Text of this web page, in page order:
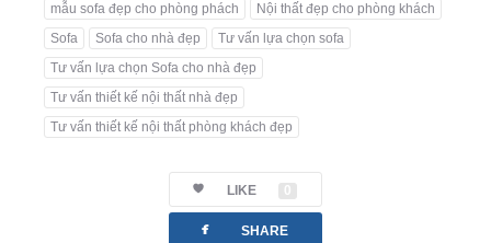
mẫu sofa đẹp cho phòng phách
Nội thất đẹp cho phòng khách
Sofa
Sofa cho nhà đẹp
Tư vấn lựa chọn sofa
Tư vấn lựa chọn Sofa cho nhà đẹp
Tư vấn thiết kế nội thất nhà đẹp
Tư vấn thiết kế nội thất phòng khách đẹp
LIKE 0
facebook SHARE